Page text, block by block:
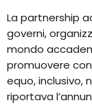
La partnership
governi,
mondo
promuovere
equo, inclusivo,
riportava